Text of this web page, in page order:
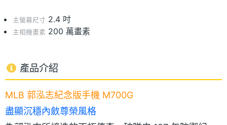
主螢幕尺寸 2.4 吋
主相機畫素 200 萬畫素
產品介紹
MLB 郭泓志紀念版手機 M700G
盡顯沉穩內斂尊榮風格